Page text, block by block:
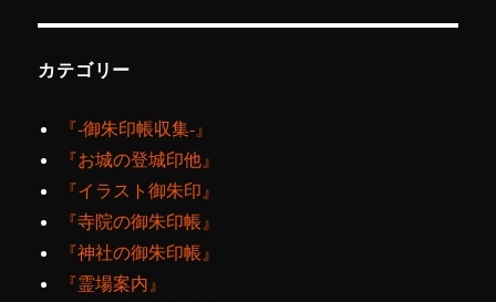
カテゴリー
『‐御朱印帳収集‐』
『お城の登城印他』
『イラスト御朱印』
『寺院の御朱印帳』
『神社の御朱印帳』
『霊場案内』